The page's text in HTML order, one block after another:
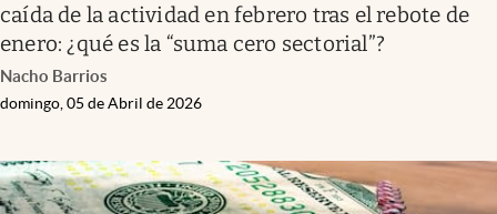
caída de la actividad en febrero tras el rebote de
enero: ¿qué es la “suma cero sectorial”?
Nacho Barrios
domingo, 05 de Abril de 2026